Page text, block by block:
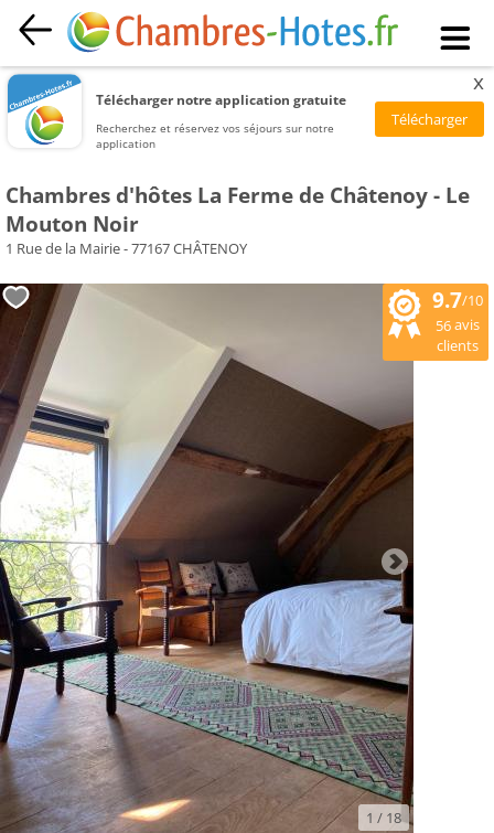
Télécharger notre application gratuite
Recherchez et réservez vos séjours sur notre
application
x
Chambres d'hôtes La Ferme de Châtenoy - Le
Mouton Noir
1 Rue de la Mairie - 77167 CHÂTENOY
9.7/10
56avis
clients
1 / 18